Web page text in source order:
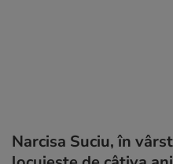
Narcisa Suciu, în